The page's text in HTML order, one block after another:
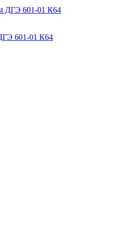
601-01 К64